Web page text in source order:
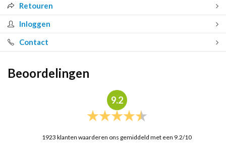
Retouren
Inloggen
Contact
Beoordelingen
9.2
1923 klanten waarderen ons gemiddeld met een 9.2/10